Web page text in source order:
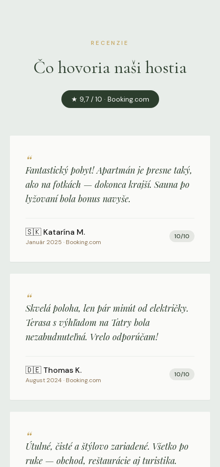
RECENZIE
Čo hovoria naši hostia
★ 9,7 / 10 · Booking.com
“
Fantastický pobyt! Apartmán je presne taký,
ako na fotkách — dokonca krajší. Sauna po
lyžovaní bola bonus navyše.
🇸🇰 Katarína M.
Január 2025 · Booking.com
10/10
“
Skvelá poloha, len pár minút od električky.
Terasa s výhľadom na Tatry bola
nezabudnuteľná. Vrelo odporúčam!
🇩🇪 Thomas K.
August 2024· Booking.com
10/10
“
Útulné, čisté a štýlovo zariadené. Všetko po
ruke — obchod, reštaurácie aj turistika.